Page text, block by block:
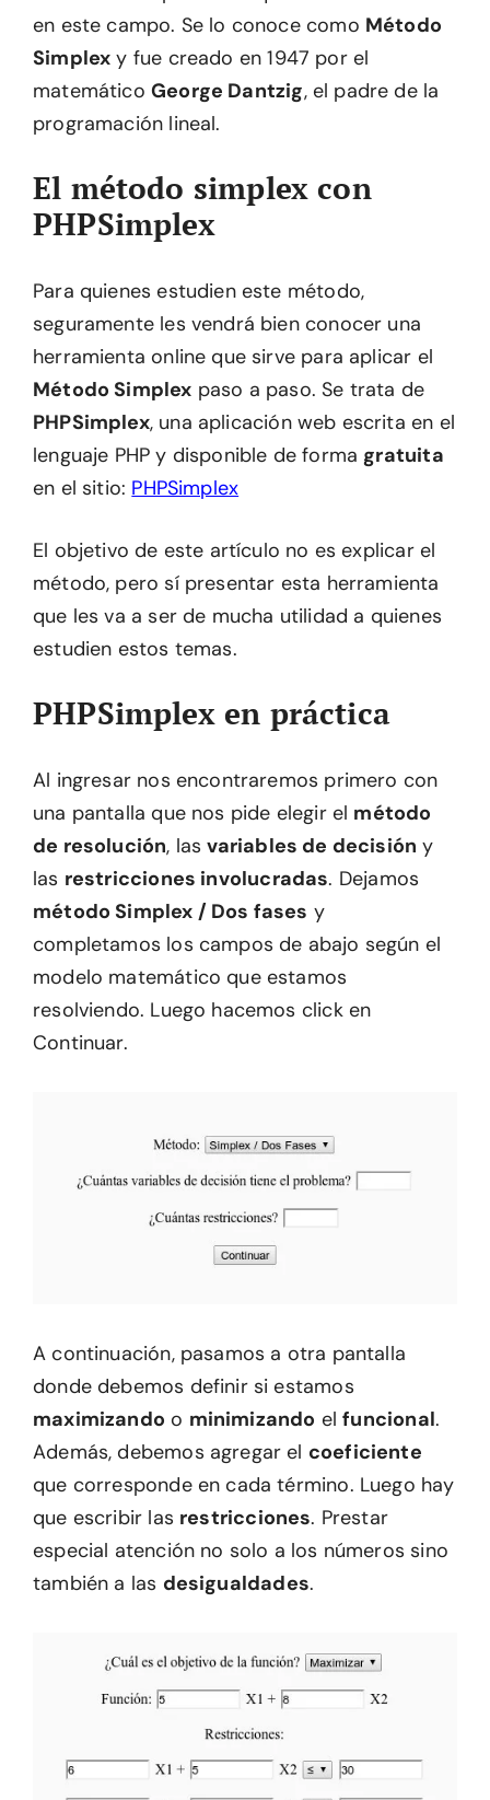
en este campo. Se lo conoce como Método
Simplex y fue creado en 1947 por el
matemático George Dantzig, el padre de la
programación lineal.
El método simplex con
PHPSimplex
Para quienes estudien este método,
seguramente les vendrá bien conocer una
herramienta online que sirve para aplicar el
Método Simplex paso a paso. Se trata de
PHPSimplex, una aplicación web escrita en el
lenguaje PHP y disponible de forma gratuita
en el sitio: PHPSimplex
El objetivo de este artículo no es explicar el
método, pero sí presentar esta herramienta
que les va a ser de mucha utilidad a quienes
estudien estos temas.
PHPSimplex en práctica
Al ingresar nos encontraremos primero con
una pantalla que nos pide elegir el método
de resolución, lasvariables de decisión y
las restricciones involucradas. Dejamos
método Simplex / Dos fases y
completamos los campos de abajo según el
modelo matemático que estamos
resolviendo. Luego hacemos click en
Continuar.
A continuación, pasamos a otra pantalla
donde debemos definir si estamos
maximizando o minimizando elfuncional.
Además, debemos agregar el coeficiente
que corresponde en cada término. Luego hay
que escribir las restricciones. Prestar
especial atención no solo a los números sino
también a las desigualdades.